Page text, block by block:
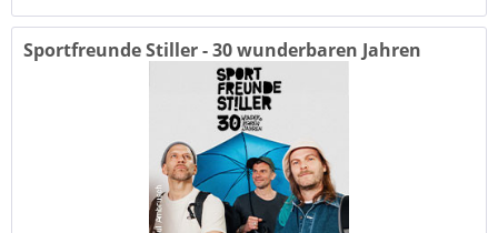
Sportfreunde Stiller - 30 wunderbaren Jahren